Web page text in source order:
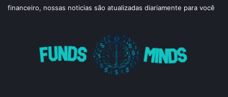
financeiro, nossas noticias são atualizadas diariamente para você